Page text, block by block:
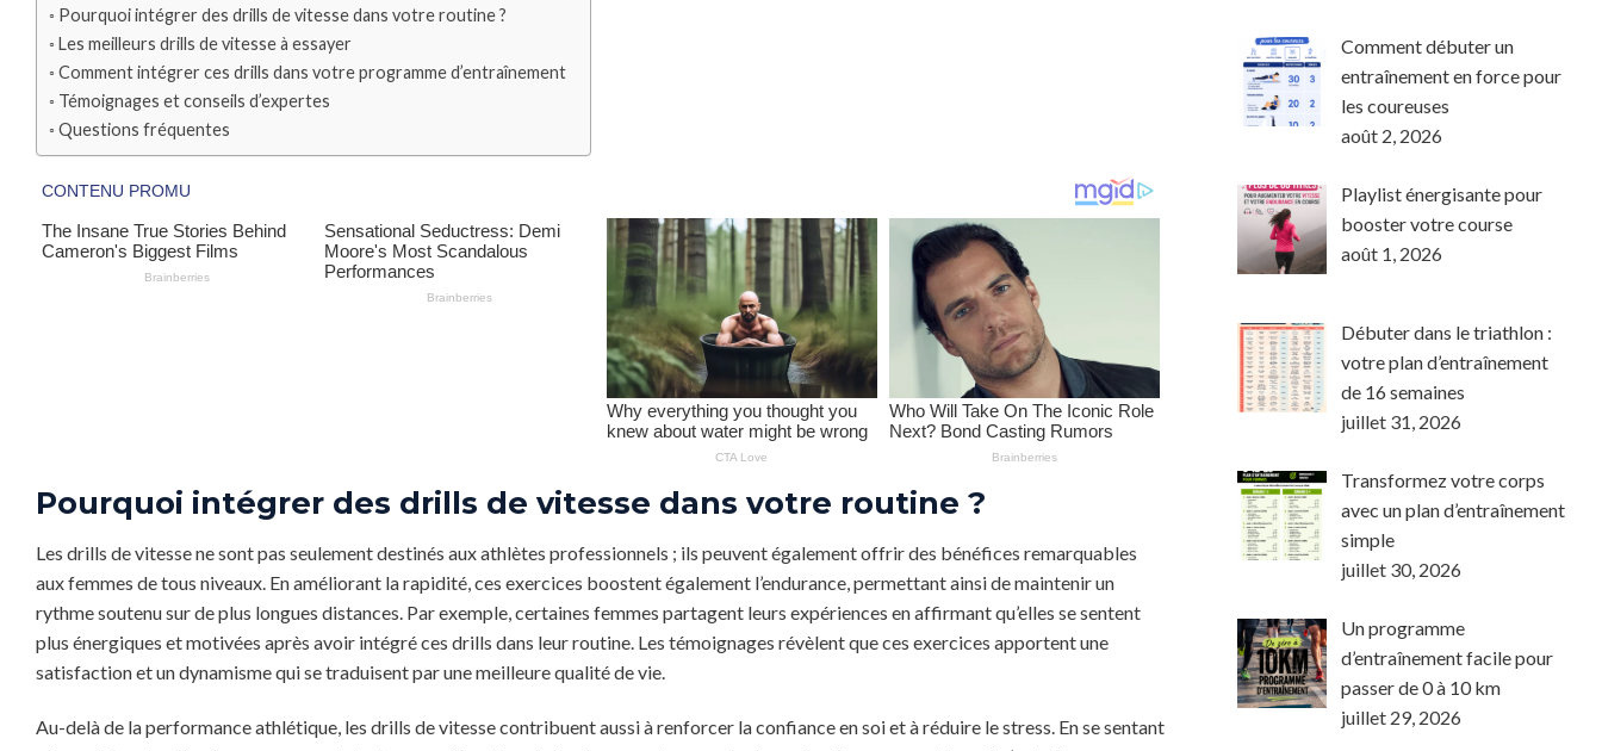
Pourquoi intégrer des drills de vitesse dans votre routine ?
Les meilleurs drills de vitesse à essayer
Comment intégrer ces drills dans votre programme d’entraînement
Témoignages et conseils d’expertes
Questions fréquentes
Pourquoi intégrer des drills de vitesse dans votre routine ?
Les drills de vitesse ne sont pas seulement destinés aux athlètes professionnels ; ils peuvent également offrir des bénéfices remarquables
aux femmes de tous niveaux. En améliorant la rapidité, ces exercices boostent également l’endurance, permettant ainsi de maintenir un
rythme soutenu sur de plus longues distances. Par exemple, certaines femmes partagent leurs expériences en affirmant qu’elles se sentent
plus énergiques et motivées après avoir intégré ces drills dans leur routine. Les témoignages révèlent que ces exercices apportent une
satisfaction et un dynamisme qui se traduisent par une meilleure qualité de vie.
Au-delà de la performance athlétique, les drills de vitesse contribuent aussi à renforcer la confiance en soi et à réduire le stress. En se sentant
Comment débuter un
entraînement en force pour
les coureuses
août 2, 2026
Playlist énergisante pour
booster votre course
août 1, 2026
Débuter dans le triathlon :
votre plan d’entraînement
de 16 semaines
juillet 31, 2026
Transformez votre corps
avec un plan d’entraînement
simple
juillet 30, 2026
Un programme
d’entraînement facile pour
passer de 0 à 10 km
juillet 29, 2026